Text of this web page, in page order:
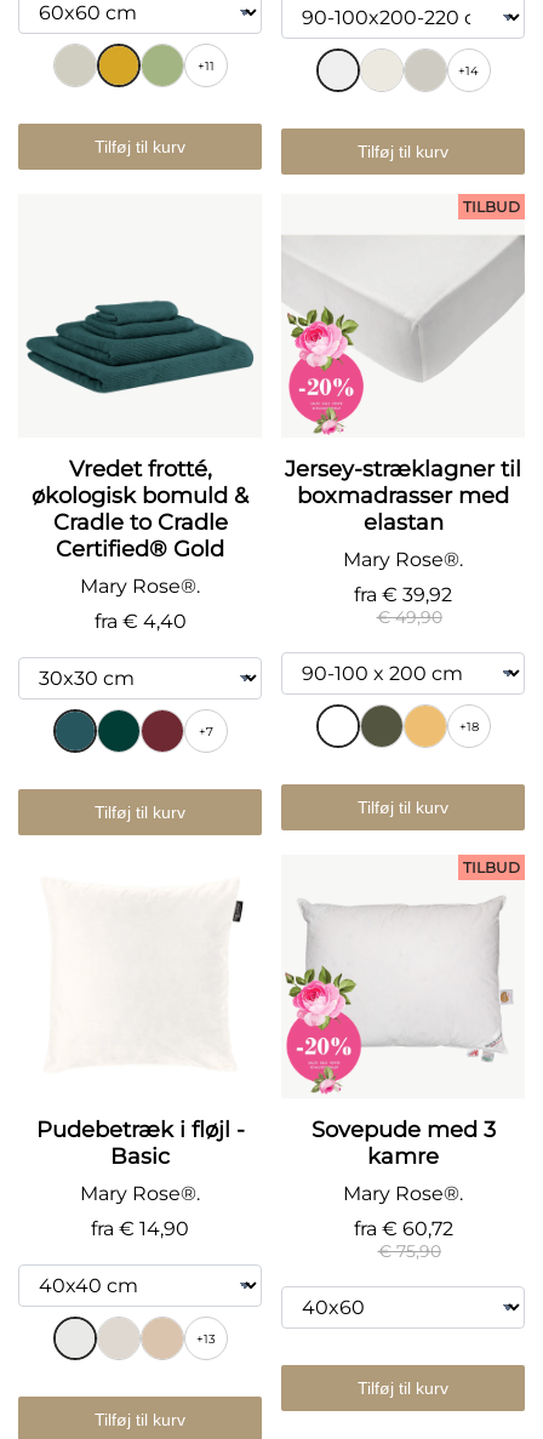
+11
Tilføj til kurv
+14
Tilføj til kurv
Vredet frotté,
økologisk bomuld &
Cradle to Cradle
Certified® Gold
Mary Rose®.
fra € 4,40
+7
Tilføj til kurv
Jersey-stræklagner til
boxmadrasser med
elastan
TILBUD
Mary Rose®.
fra € 39,92
€ 49,90
+18
Tilføj til kurv
Pudebetræk i fløjl -
Basic
Mary Rose®.
fra € 14,90
+13
Tilføj til kurv
Sovepude med 3
kamre
TILBUD
Mary Rose®.
fra € 60,72
€ 75,90
Tilføj til kurv